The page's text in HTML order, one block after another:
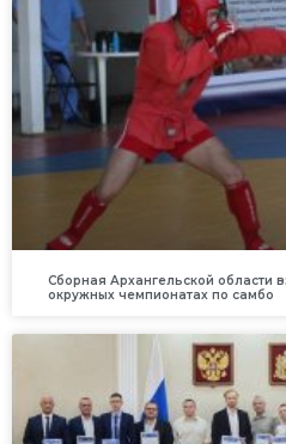
Сборная Архангельской области
окружных чемпионатах по самбо